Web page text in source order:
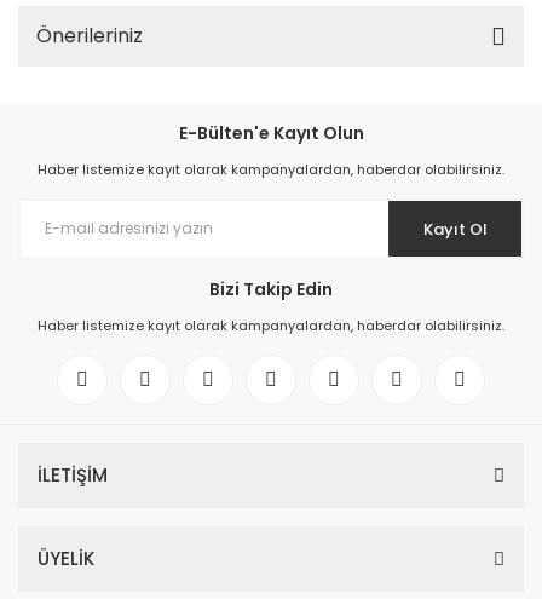
Önerileriniz
E-Bülten'e Kayıt Olun
Haber listemize kayıt olarak kampanyalardan, haberdar olabilirsiniz.
Kayıt Ol
Bizi Takip Edin
Haber listemize kayıt olarak kampanyalardan, haberdar olabilirsiniz.
İLETİŞİM
ÜYELİK